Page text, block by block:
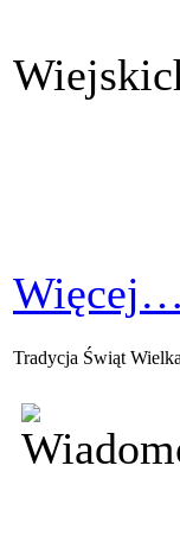
Więcej…
Tradycja Świąt